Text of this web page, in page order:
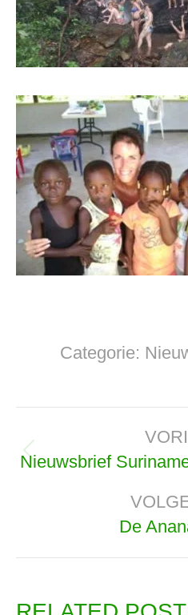
Categorie:
navigatie
Nieuwsbrief
De